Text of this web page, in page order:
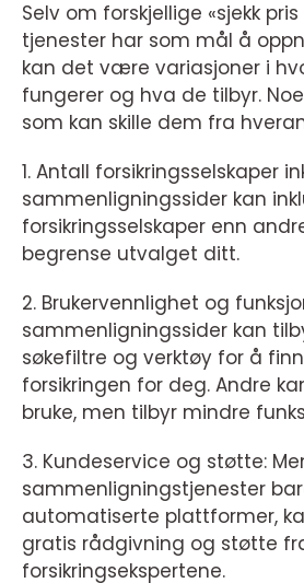
Selv om forskjellige «sjekk
tjenester har som mål å
kan det være variasjoner i
fungerer og hva de tilbyr.
som kan skille dem fra
1. Antall forsikringsselskaper
sammenligningssider kan
forsikringsselskaper enn
begrense utvalget ditt.
2. Brukervennlighet og
sammenligningssider kan
søkefiltre og verktøy for å
forsikringen for deg. Andre
bruke, men tilbyr mindre
3. Kundeservice og støtte:
sammenligningstjenester
automatiserte plattformer,
gratis rådgivning og støtte
forsikringsekspertene.